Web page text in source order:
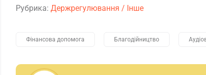
Рубрика: Держрегулювання / Інше
Фінансова допомога Благодійництво